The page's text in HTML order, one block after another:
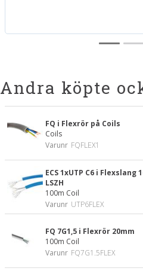
Andra köpte
FQ i Flexrör på Coils
Coils
Varunr FQFLEX1
ECS 1xUTP C6 i Flexslang
LSZH
100m Coil
Varunr UTP6FLEX
FQ 7G1,5 i Flexrör 20mm
100m Coil
Varunr FQ7G1.5FLEX